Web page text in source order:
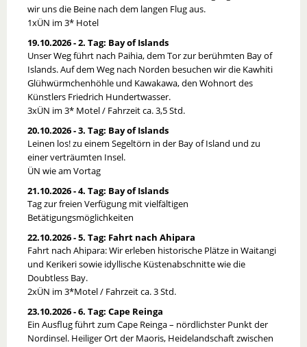
wir uns die Beine nach dem langen Flug aus.
1xÜN im 3* Hotel
19.10.2026 - 2. Tag: Bay of Islands
Unser Weg führt nach Paihia, dem Tor zur berühmten Bay of
Islands. Auf dem Weg nach Norden besuchen wir die Kawhiti
Glühwürmchenhöhle und Kawakawa, den Wohnort des
Künstlers Friedrich Hundertwasser.
3xÜN im 3* Motel / Fahrzeit ca. 3,5 Std.
20.10.2026 - 3. Tag: Bay of Islands
Leinen los! zu einem Segeltörn in der Bay of Island und zu
einer verträumten Insel.
ÜN wie am Vortag
21.10.2026 - 4. Tag: Bay of Islands
Tag zur freien Verfügung mit vielfältigen
Betätigungsmöglichkeiten
22.10.2026 - 5. Tag: Fahrt nach Ahipara
Fahrt nach Ahipara: Wir erleben historische Plätze in Waitangi
und Kerikeri sowie idyllische Küstenabschnitte wie die
Doubtless Bay.
2xÜN im 3*Motel / Fahrzeit ca. 3 Std.
23.10.2026 - 6. Tag: Cape Reinga
Ein Ausflug führt zum Cape Reinga – nördlichster Punkt der
Nordinsel. Heiliger Ort der Maoris, Heidelandschaft zwischen